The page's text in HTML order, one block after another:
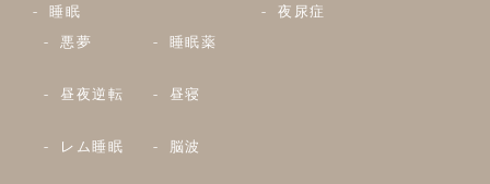
睡眠
悪夢
睡眠薬
昼夜逆転 昼寝
レム睡眠 脳波
夜尿症